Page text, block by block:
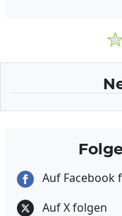
Auf Facebook
Auf X folgen